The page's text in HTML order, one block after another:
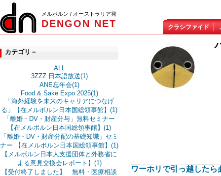
メルボルン / オーストラリア発
DENGON NET クラシファイド
カテゴリ－
ALL
3ZZZ 日本語放送(1)
ANE忘年会(1)
Food & Sake Expo 2025(1)
「海外経験を未来のキャリアにつなげ
る」【在メルボルン日本国総領事館】(1)
「離婚・DV・財産分与」無料セミナー
【在メルボルン日本国総領事館】(1)
「離婚・DV・財産分配の基礎知識」セミ
ナー 【在メルボルン日本国総領事館】(1)
【メルボルン日本人支援団体と外務省に
よる意見交換会レポート】(1)
【受付終了しました】 無料・医療相談
ワーホリで引っ越した